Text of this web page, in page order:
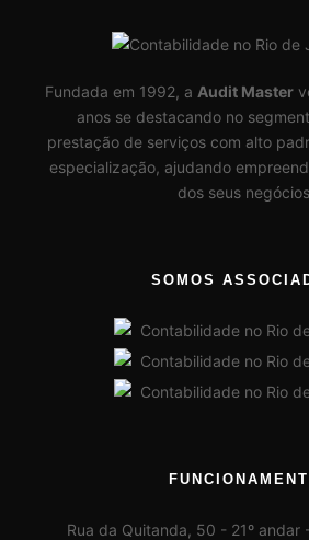
Fundada em 1992, a Audit Master
anos se destacando no
prestação de serviços com alto
especialização, ajudando
dos seus
SOMOS
Rua da Quitanda, 50 - 21º andar